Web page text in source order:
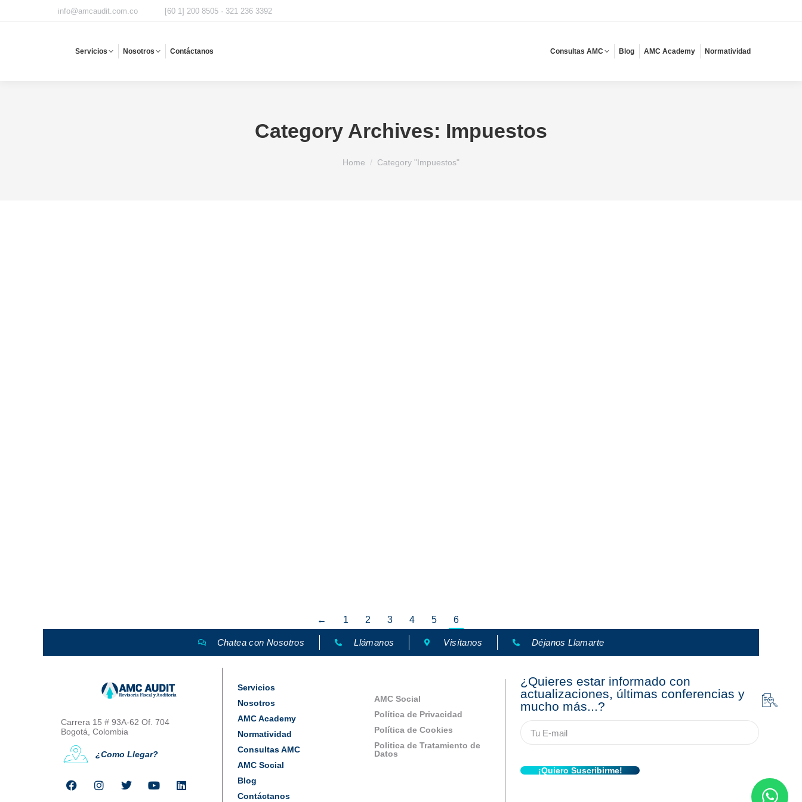
info@amcaudit.com.co [60 1] 200 8505 · 321 236 3392
Servicios Nosotros Contáctanos Consultas AMC Blog AMC Academy Normatividad
Category Archives: Impuestos
Home Category "Impuestos"
← 1 2 3 4 5 6
Chatea con Nosotros Llámanos Visítanos Déjanos Llamarte
Carrera 15 # 93A-62 Of. 704
Bogotá, Colombia
¿Como Llegar?
Servicios
Nosotros
AMC Academy
Normatividad
Consultas AMC
AMC Social
Blog
Contáctanos
AMC Social
Política de Privacidad
Política de Cookies
Politica de Tratamiento de
Datos
¿Quieres estar informado con
actualizaciones, últimas conferencias y
mucho más...?